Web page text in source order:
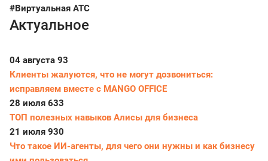
#Виртуальная АТС
Актуальное
04 августа 93
Клиенты жалуются, что не могут дозвониться:
исправляем вместе с MANGO OFFICE
28 июля 633
ТОП полезных навыков Алисы для бизнеса
21 июля 930
Что такое ИИ-агенты, для чего они нужны и как бизнесу